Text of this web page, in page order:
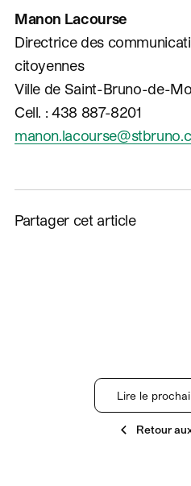
Manon Lacourse
Directrice des
citoyennes
Ville de Saint-Bruno-de-
Cell. : 438 887-8201
Partager cet article
Retour
Lire le